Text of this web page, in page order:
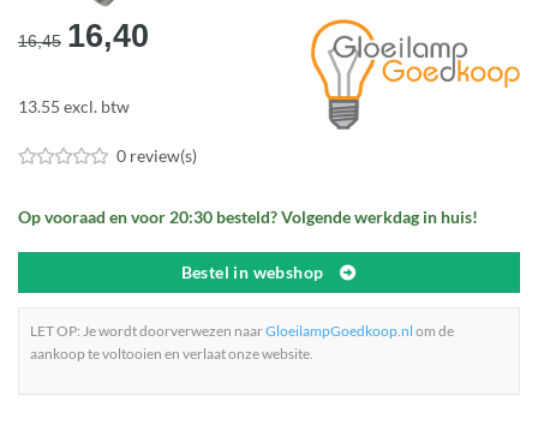
16,45 Oorspronkelijke
prijs
was:
16,40
13.55 excl. btw
0 review(s)
Op vooraad en voor 20:30 besteld? Volgende werkdag in huis!
Bestel in webshop
LET OP: Je wordt doorverwezen naarGloeilampGoedkoop.nl om de
aankoop te voltooien en verlaat onze website.